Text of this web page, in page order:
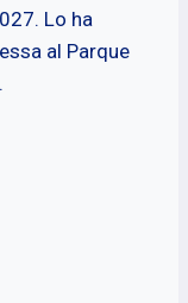
Lo ha
al Parque